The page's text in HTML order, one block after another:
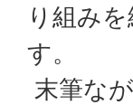
り組み
す。
末筆な